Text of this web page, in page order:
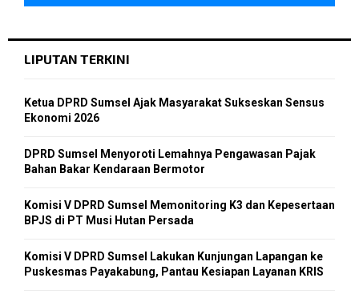
LIPUTAN TERKINI
Ketua DPRD Sumsel Ajak Masyarakat Sukseskan Sensus
Ekonomi 2026
DPRD Sumsel Menyoroti Lemahnya Pengawasan Pajak
Bahan Bakar Kendaraan Bermotor
Komisi V DPRD Sumsel Memonitoring K3 dan Kepesertaan
BPJS di PT Musi Hutan Persada
Komisi V DPRD Sumsel Lakukan Kunjungan Lapangan ke
Puskesmas Payakabung, Pantau Kesiapan Layanan KRIS